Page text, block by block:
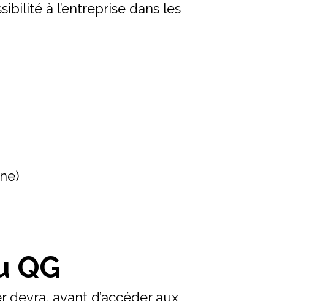
à l’entreprise dans les
QG
devra, avant d’accéder aux